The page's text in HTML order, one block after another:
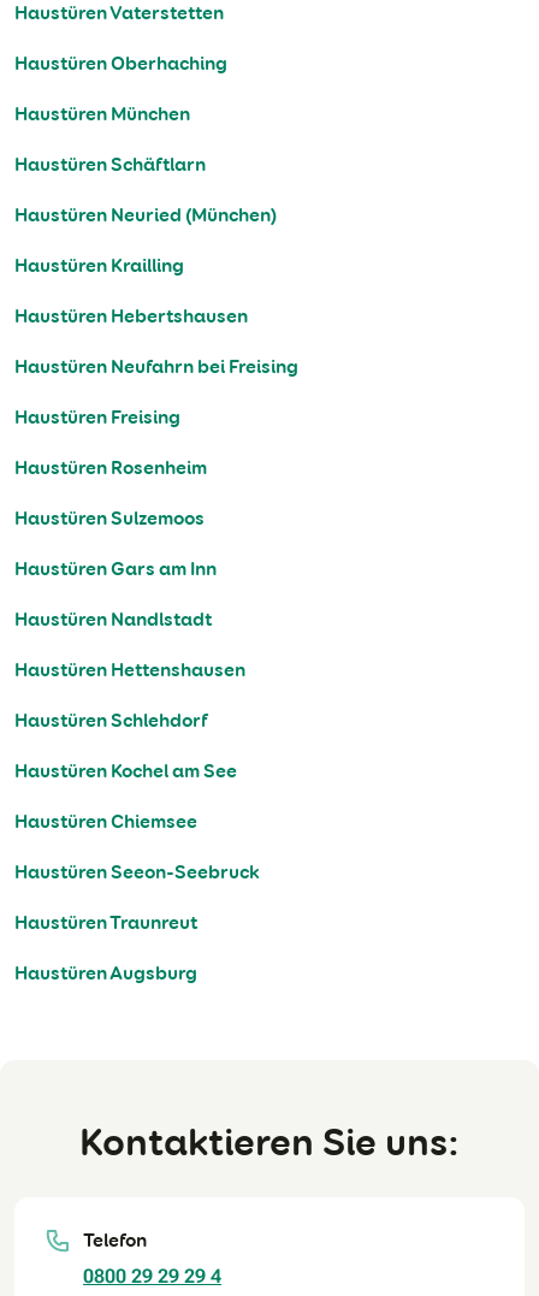
Haustüren Vaterstetten
Haustüren Oberhaching
Haustüren München
Haustüren Schäftlarn
Haustüren Neuried (München)
Haustüren Krailling
Haustüren Hebertshausen
Haustüren Neufahrn bei Freising
Haustüren Freising
Haustüren Rosenheim
Haustüren Sulzemoos
Haustüren Gars am Inn
Haustüren Nandlstadt
Haustüren Hettenshausen
Haustüren Schlehdorf
Haustüren Kochel am See
Haustüren Chiemsee
Haustüren Seeon-Seebruck
Haustüren Traunreut
Haustüren Augsburg
Kontaktieren Sie uns:
Telefon
0800 29 29 29 4